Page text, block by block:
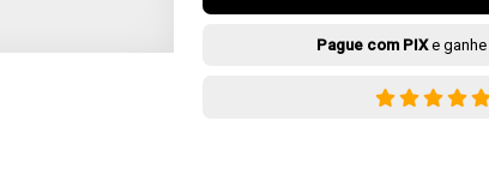
Pague com PIXe